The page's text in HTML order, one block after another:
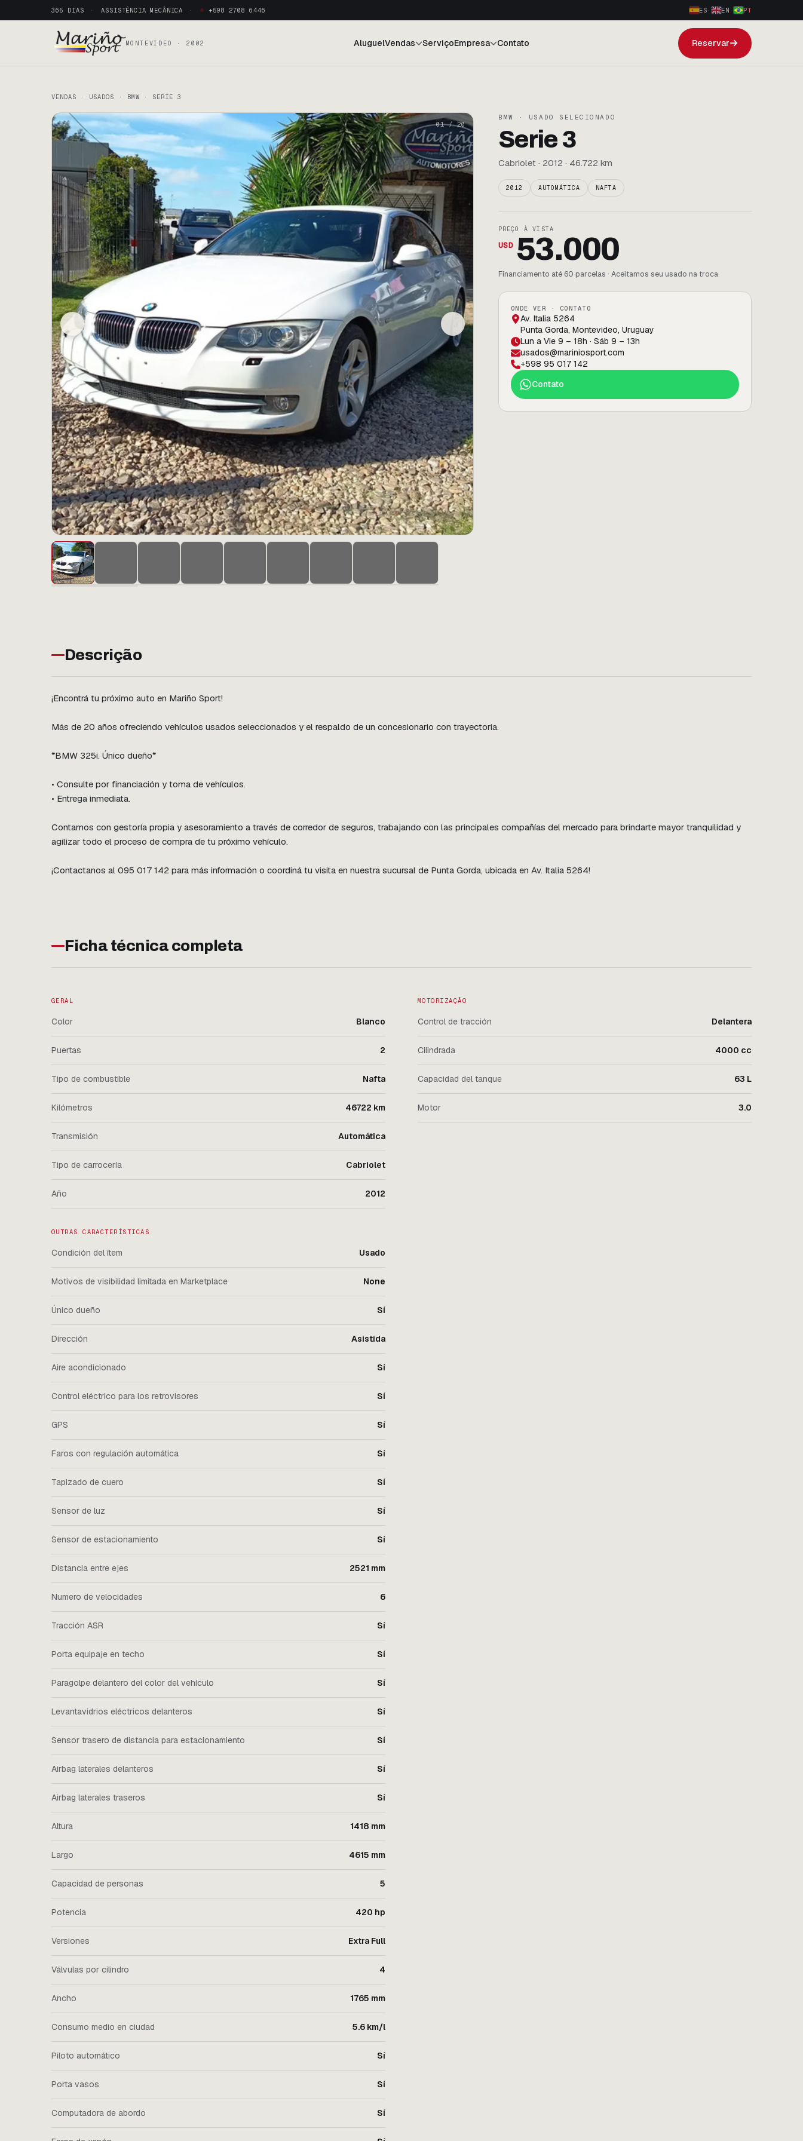
365 DIAS ASSISTÊNCIA MECÂNICA +598 2708 6446 ES · EN · PT
MONTEVIDEO · 2002 AluguelVendas ServiçoEmpresa Contato Reservar
VENDAS · USADOS · BMW · SERIE 3
01/20
BMW · USADO SELECIONADO
Serie 3
Cabriolet · 2012 · 46.722 km
2012 AUTOMÁTICA NAFTA
PREÇO À VISTA
USD 53.000
Financiamento até 60 parcelas · Aceitamos seu usado na troca
ONDE VER · CONTATO
Av. Italia 5264
Punta Gorda, Montevideo, Uruguay
Lun a Vie 9 – 18h · Sáb 9 – 13h
usados@mariniosport.com
+598 95 017 142
Contato
Descrição
¡Encontrá tu próximo auto en Mariño Sport!
Más de 20 años ofreciendo vehículos usados seleccionados y el respaldo de un concesionario con trayectoria.
*BMW 325i. Único dueño*
• Consulte por financiación y toma de vehículos.
• Entrega inmediata.
Contamos con gestoría propia y asesoramiento a través de corredor de seguros, trabajando con las principales compañías del mercado para brindarte mayor tranquilidad y
agilizar todo el proceso de compra de tu próximo vehículo.
¡Contactanos al 095 017 142 para más información o coordiná tu visita en nuestra sucursal de Punta Gorda, ubicada en Av. Italia 5264!
Ficha técnica completa
GERAL
Color Blanco
Puertas 2
Tipo de combustible Nafta
Kilómetros 46722 km
Transmisión Automática
Tipo de carrocería Cabriolet
Año 2012
MOTORIZAÇÃO
Control de tracción Delantera
Cilindrada 4000 cc
Capacidad del tanque 63 L
Motor 3.0
OUTRAS CARACTERÍSTICAS
Condición del ítem Usado
Motivos de visibilidad limitada en Marketplace None
Único dueño Sí
Dirección Asistida
Aire acondicionado Sí
Control eléctrico para los retrovisores Sí
GPS Sí
Faros con regulación automática Sí
Tapizado de cuero Sí
Sensor de luz Sí
Sensor de estacionamiento Sí
Distancia entre ejes 2521 mm
Numero de velocidades 6
Tracción ASR Sí
Porta equipaje en techo Sí
Paragolpe delantero del color del vehículo Sí
Levantavidrios eléctricos delanteros Sí
Sensor trasero de distancia para estacionamiento Sí
Airbag laterales delanteros Sí
Airbag laterales traseros Sí
Altura 1418 mm
Largo 4615 mm
Capacidad de personas 5
Potencia 420 hp
Versiones Extra Full
Válvulas por cilindro 4
Ancho 1765 mm
Consumo medio en ciudad 5.6 km/l
Piloto automático Sí
Porta vasos Sí
Computadora de abordo Sí